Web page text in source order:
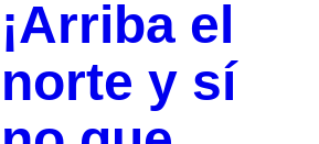
¡Arriba el
norte y sí